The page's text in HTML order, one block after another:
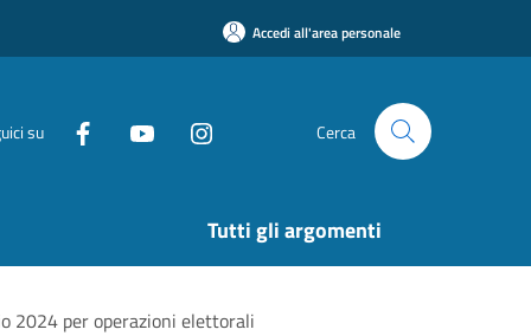
Accedi all'area personale
su Cerca
Tutti gli argomenti
2024 per operazioni elettorali